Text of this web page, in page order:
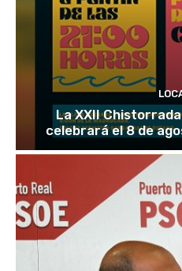
La XXII
celebrará el 8 de